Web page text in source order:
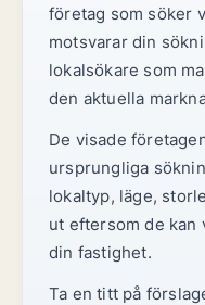
företag som söker
motsvarar din
lokalsökare som
den aktuella
De visade
ursprungliga
lokaltyp, läge,
ut eftersom de kan
din fastighet.
Ta en titt på